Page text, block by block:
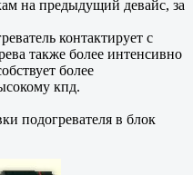
на предыдущий девайс, за
контактирует с
также более интенсивно
более
кпд.
подогревателя в блок